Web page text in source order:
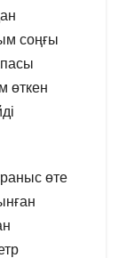
соңғы
өткен
өте